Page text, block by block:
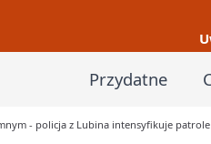
Przydatne
- policja z Lubina intensyfikuje